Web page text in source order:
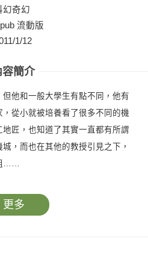
幻奇幻
流動版
1/12
容簡介
他和一般大學生有點不同，他有
從小就被培養看了很多不同的機
匠，也知道了其實一直都有所謂
，而也在其他的教授引見之下，
……
更多